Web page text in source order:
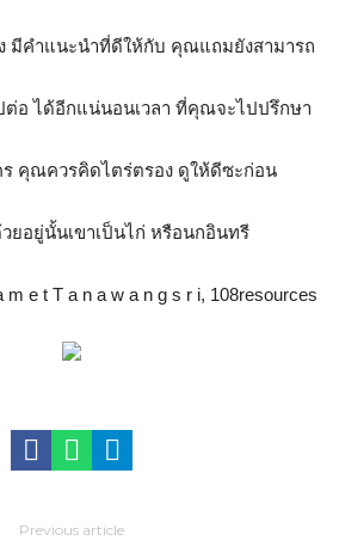
มีคำแนะนำที่ดีให้กับ คุณแถมยังสามารถ
ต่อ ได้อีกแน่นอนเวลา ที่คุณจะไปปรึกษา
คุณควรคิดไตร่ตรอง ดูให้ดีซะก่อน
อยู่นั้นเขาเป็นไก่ หรือนกอินทรี
e t T a n a w a n g s r i, 108resources
Previous article